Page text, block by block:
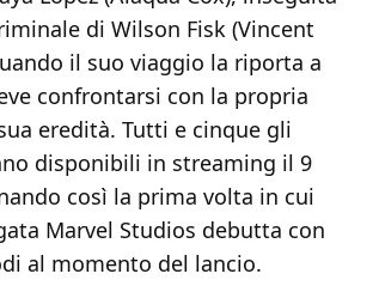
di Wilson Fisk (Vincent
il suo viaggio la riporta a
confrontarsi con la propria
eredità. Tutti e cinque gli
disponibili in streaming il 9
così la prima volta in cui
Marvel Studios debutta con
al momento del lancio.